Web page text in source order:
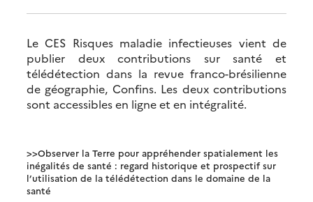
Le CES Risques maladie infectieuses vient de
publier deux contributions sur santé et
télédétection dans la revue franco-brésilienne
de géographie, Confins. Les deux contributions
sont accessibles en ligne et en intégralité.
>>Observer la Terre pour appréhender spatialement les
inégalités de santé : regard historique et prospectif sur
l’utilisation de la télédétection dans le domaine de la
santé